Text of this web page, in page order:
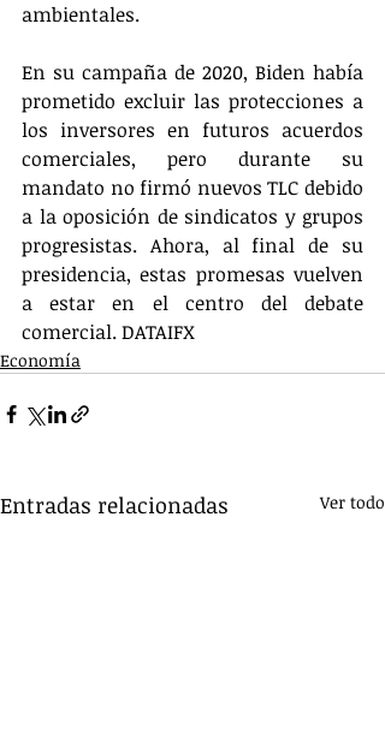
ambientales.
En su campaña de 2020, Biden había
prometido excluir las protecciones a
los inversores en futuros acuerdos
comerciales, pero durante su
mandato no firmó nuevos TLC debido
a la oposición de sindicatos y grupos
progresistas. Ahora, al final de su
presidencia, estas promesas vuelven
a estar en el centro del debate
comercial. DATAIFX
Economía
Entradas relacionadas Ver todo